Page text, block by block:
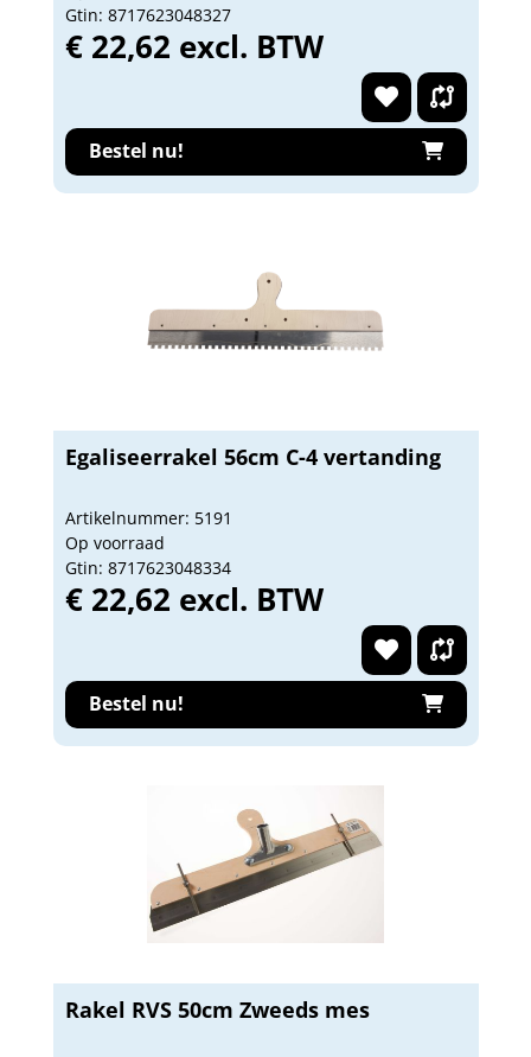
Gtin: 8717623048327
€ 22,62 excl. BTW
Bestel nu!
Egaliseerrakel 56cm C-4 vertanding
Artikelnummer: 5191
Op voorraad
Gtin: 8717623048334
€ 22,62 excl. BTW
Bestel nu!
Rakel RVS 50cm Zweeds mes